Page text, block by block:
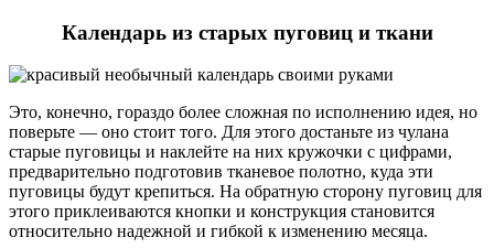
Календарь из старых пуговиц и ткани
Это, конечно, гораздо более сложная по исполнению идея, но
поверьте — оно стоит того. Для этого достаньте из чулана
старые пуговицы и наклейте на них кружочки с цифрами,
предварительно подготовив тканевое полотно, куда эти
пуговицы будут крепиться. На обратную сторону пуговиц для
этого приклеиваются кнопки и конструкция становится
относительно надежной и гибкой к изменению месяца.